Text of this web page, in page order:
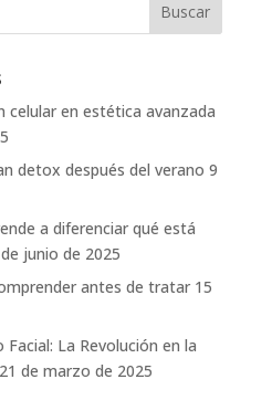
celular en estética avanzada
detox después del verano 9
a diferenciar qué está
junio de 2025
antes de tratar 15
La Revolución en la
21 de marzo de 2025